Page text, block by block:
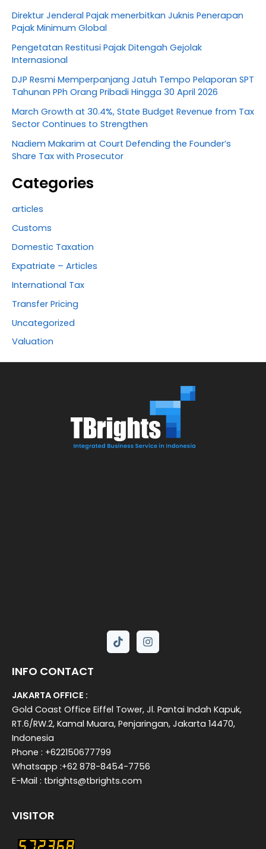
Direktur Jenderal Pajak menerbitkan Juknis Penerapan
Pajak Minimum Global
Pengetatan Restitusi Pajak Ditengah Gejolak
Internasional
DJP Resmi Memperpanjang Jatuh Tempo Pelaporan SPT
Tahunan PPh Orang Pribadi Hingga 30 April 2026
March Growth at 30.4%, State Budget Revenue from Tax
Sector Continues to Strengthen
Nadiem Makarim at Court Defending the Founder’s
Share Tax with Prosecutor
Categories
articles
Customs
Domestic Taxation
Expatriate – Articles
International Tax
Transfer Pricing
Uncategorized
Valuation
INFO CONTACT
JAKARTA OFFICE :
Gold Coast Office Eiffel Tower, Jl. Pantai Indah Kapuk,
RT.6/RW.2, Kamal Muara, Penjaringan, Jakarta 14470,
Indonesia
Phone : +622150677799
Whatsapp :+62 878-8454-7756
E-Mail : tbrights@tbrights.com
VISITOR